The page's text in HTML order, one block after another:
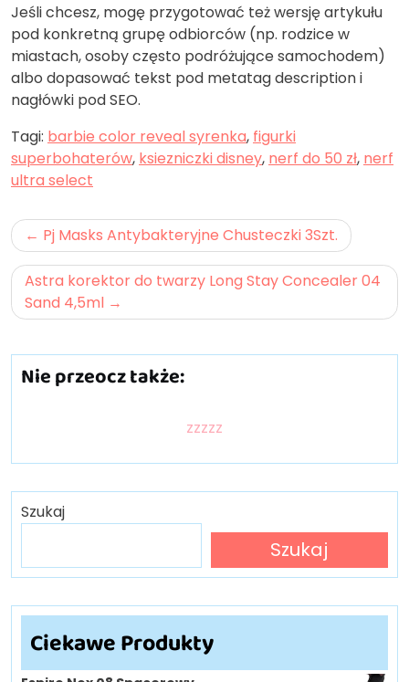
Jeśli chcesz, mogę przygotować też wersję artykułu
pod konkretną grupę odbiorców (np. rodzice w
miastach, osoby często podróżujące samochodem)
albo dopasować tekst pod metatag description i
nagłówki pod SEO.
Tagi: barbie color reveal syrenka, figurki
superbohaterów, ksiezniczki disney, nerf do 50 zł, nerf
ultra select
Nawigacja
wpisu
Pj Masks Antybakteryjne Chusteczki 3Szt.
Astra korektor do twarzy Long Stay Concealer 04
Sand 4,5ml
Nie przeocz także:
zzzzz
Szukaj
Szukaj
Ciekawe Produkty